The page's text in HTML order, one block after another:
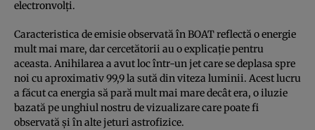
electronvolți.
Caracteristica de emisie observată în BOAT reflectă o energie
mult mai mare, dar cercetătorii au o explicație pentru
aceasta. Anihilarea a avut loc într-un jet care se deplasa spre
noi cu aproximativ 99,9 la sută din viteza luminii. Acest lucru
a făcut ca energia să pară mult mai mare decât era, o iluzie
bazată pe unghiul nostru de vizualizare care poate fi
observată și în alte jeturi astrofizice.